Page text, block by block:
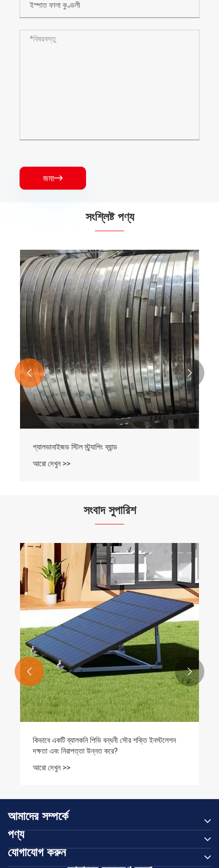
জমা
সংশ্লিষ্ট পণ্য
গ্যালভানাইজড স্টিল স্ট্র্যাপিং ব্যান্ড
আরো দেখুন >>
 
সংবাদ সুপারিশ
কিভাবে একটি ব্যালকনি পিভি বন্ধনী সৌর শক্তি ইনস্টলেশন
দক্ষতা এবং নিরাপত্তা উন্নত করে?
আরো দেখুন >>
 
আমাদের সম্পর্কে
পণ্য
যোগাযোগ করুন